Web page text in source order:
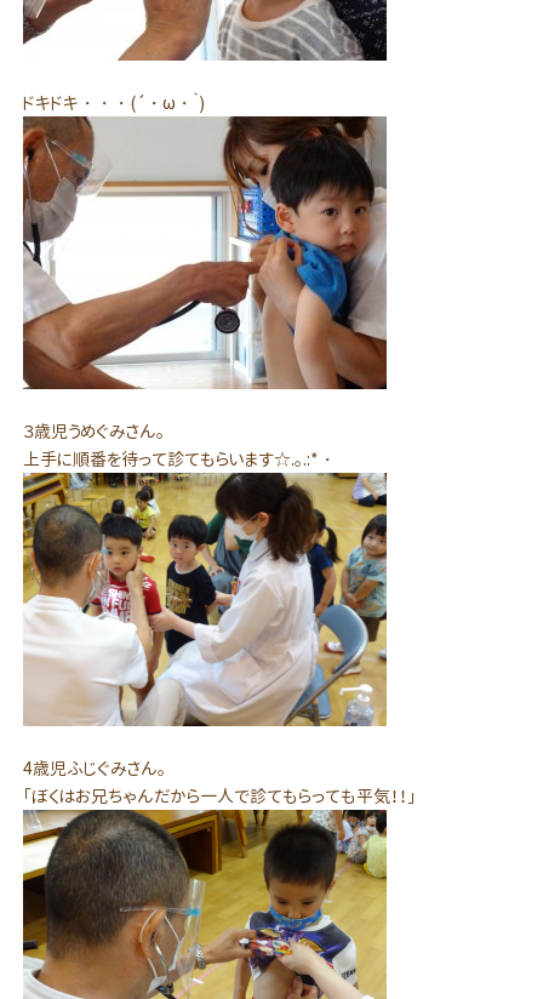
ドキドキ・・・(´・ω・｀)
３歳児うめぐみさん。
上手に順番を待って診てもらいます☆.。.:*・
4歳児ふじぐみさん。
「ぼくはお兄ちゃんだから一人で診てもらっても平気！！」